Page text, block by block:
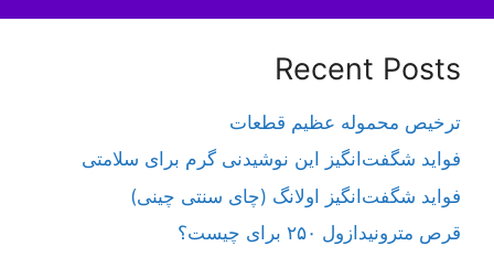
Recent Posts
ترخیص محموله عظیم قطعات
فواید شگفت‌انگیز این نوشیدنی گرم برای سلامتی
فواید شگفت‌انگیز اولانگ (چای سنتی چینی)
قرص مترونیدازول ۲۵۰ برای چیست؟